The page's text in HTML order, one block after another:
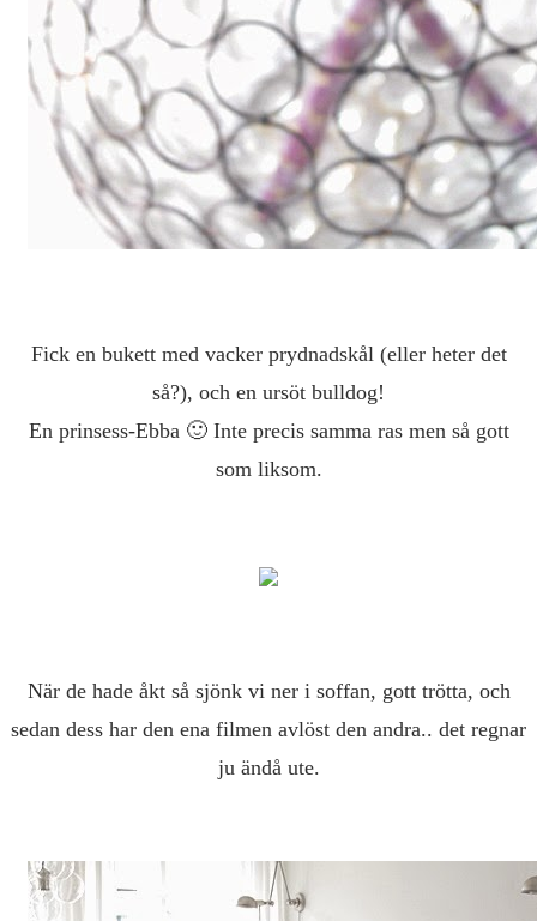
Fick en bukett med vacker prydnadskål (eller heter det
så?), och en ursöt bulldog!
En prinsess-Ebba 🙂 Inte precis samma ras men så gott
som liksom.
När de hade åkt så sjönk vi ner i soffan, gott trötta, och
sedan dess har den ena filmen avlöst den andra.. det regnar
ju ändå ute.